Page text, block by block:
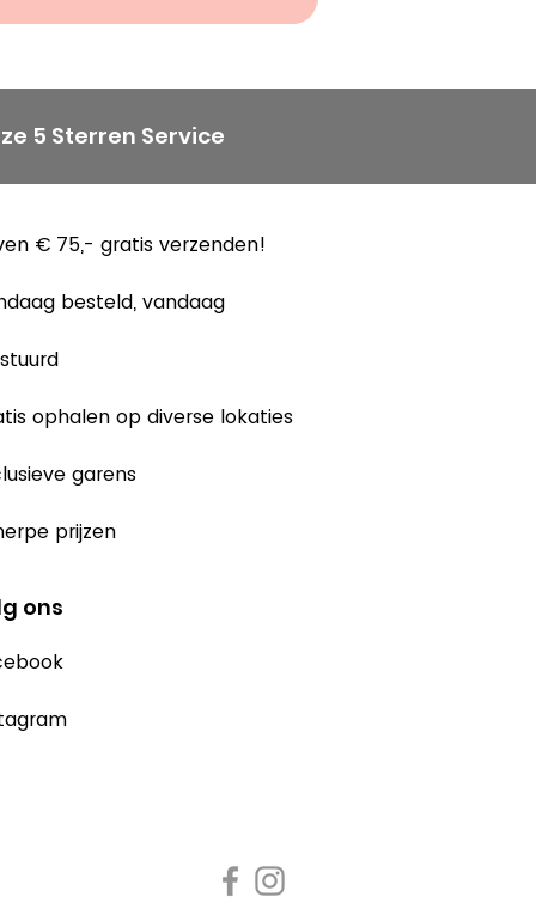
5 Sterren Service
€ 75,- gratis verzenden!
besteld, vandaag
ophalen op diverse lokaties
garens
prijzen
ons